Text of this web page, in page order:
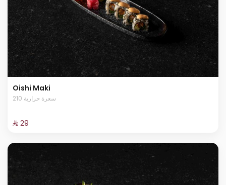
Oishi Maki
210 سعرة حرارية
⁨⁦‪‬ 29⁩